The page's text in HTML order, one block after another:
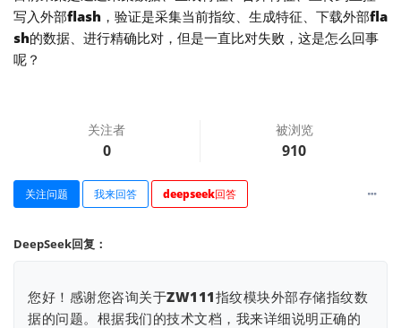
写入外部flash，验证是采集当前指纹、生成特征、下载外部fla
sh的数据、进行精确比对，但是一直比对失败，这是怎么回事
呢？
关注者
0
被浏览
910
关注问题 我来回答 deepseek回答
DeepSeek回复：
您好！感谢您咨询关于ZW111指纹模块外部存储指纹数
据的问题。根据我们的技术文档，我来详细说明正确的